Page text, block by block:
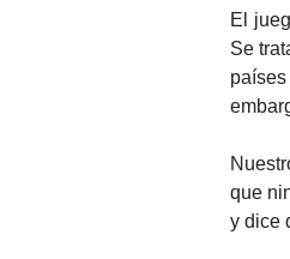
El
Se
que
y dice